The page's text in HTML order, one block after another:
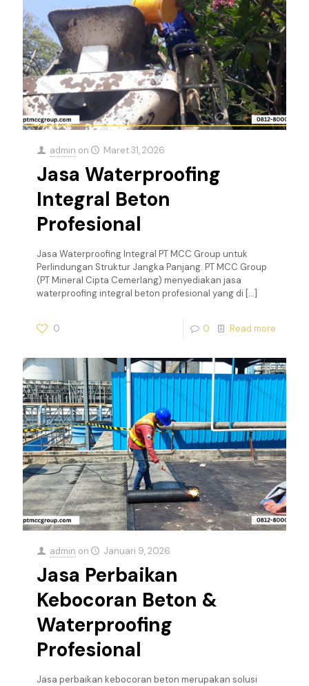
admin on Maret 31, 2026
Jasa Waterproofing
Integral Beton
Profesional
Jasa Waterproofing Integral PT MCC Group untuk
Perlindungan Struktur Jangka Panjang. PT MCC Group
(PT Mineral Cipta Cemerlang) menyediakan jasa
waterproofing integral beton profesional yang di […]
0 0 Read more
admin on Januari 9, 2026
Jasa Perbaikan
Kebocoran Beton &
Waterproofing
Profesional
Jasa perbaikan kebocoran beton merupakan solusi